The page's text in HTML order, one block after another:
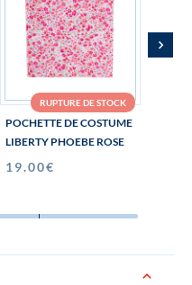
RUPTURE DE STOCK
POCHETTE DE COSTUME
LIBERTY PHOEBE ROSE
19.00€